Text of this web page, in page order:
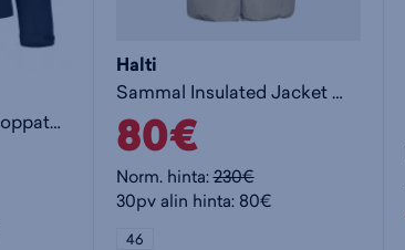
Baraga M - miesten toppatakki
Halti
Sammal Insulated Jacket W+ - naisten toppatakki
80€
Norm. hinta:230€
30pv alin hinta: 80€
46